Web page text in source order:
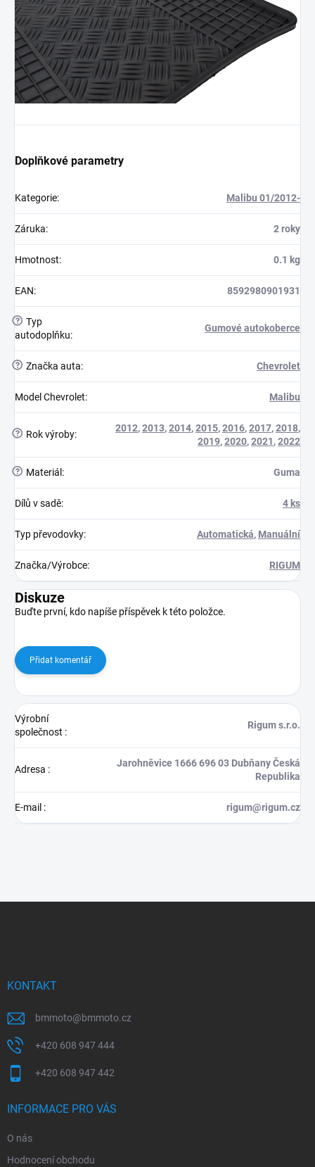
Doplňkové parametry
Kategorie: Malibu 01/2012-
Záruka: 2 roky
Hmotnost: 0.1 kg
EAN: 8592980901931
? Typ
autodoplňku:
Gumové autokoberce
? Značka auta: Chevrolet
Model Chevrolet: Malibu
? Rok výroby:
2012,2013,2014,2015,2016,2017,2018,
2019,2020,2021,2022
? Materiál : Guma
Dílů v sadě: 4 ks
Typ převodovky: Automatická, Manuální
Značka/Výrobce: RIGUM
Diskuze
Buďte první, kdo napíše příspěvek k této položce.
Přidat komentář
Výrobní
společnost :
Rigum s.r.o.
Adresa :
Jarohněvice 1666 696 03 Dubňany Česká
Republika
E-mail : rigum@rigum.cz
KONTAKT
bmmoto@bmmoto.cz
+420 608 947 444
+420 608 947 442
INFORMACE PRO VÁS
O nás
Hodnocení obchodu